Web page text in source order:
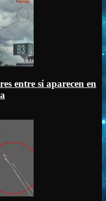
entre sí aparecen en